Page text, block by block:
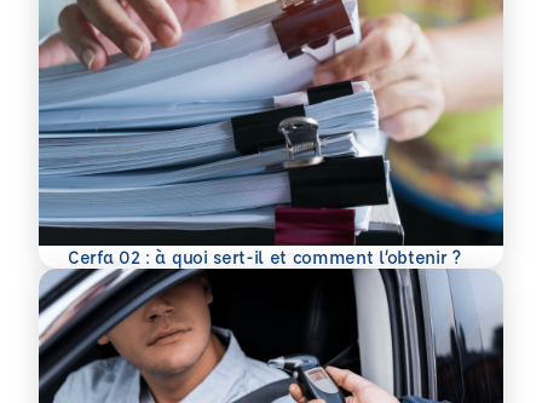
Cerfa 02 : à quoi sert-il et comment l’obtenir ?
En savoir plus